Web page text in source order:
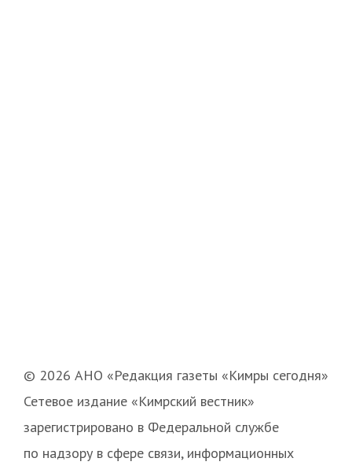
© 2026 АНО «Редакция газеты «Кимры сегодня»
Сетевое издание «Кимрский вестник»
зарегистрировано в Федеральной службе
по надзору в сфере связи, информационных